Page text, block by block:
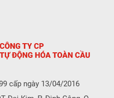
cấp ngày 13/04/2016